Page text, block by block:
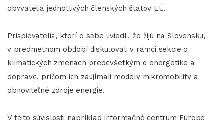
obyvatelia jednotlivých členských štátov EÚ.
Prispievatelia, ktorí o sebe uviedli, že žijú na Slovensku,
v predmetnom období diskutovali v rámci sekcie o
klimatických zmenách predovšetkým o energetike a
doprave, pričom ich zaujímali modely mikromobility a
obnoviteľné zdroje energie.
V tejto súvislosti napríklad informačné centrum Europe